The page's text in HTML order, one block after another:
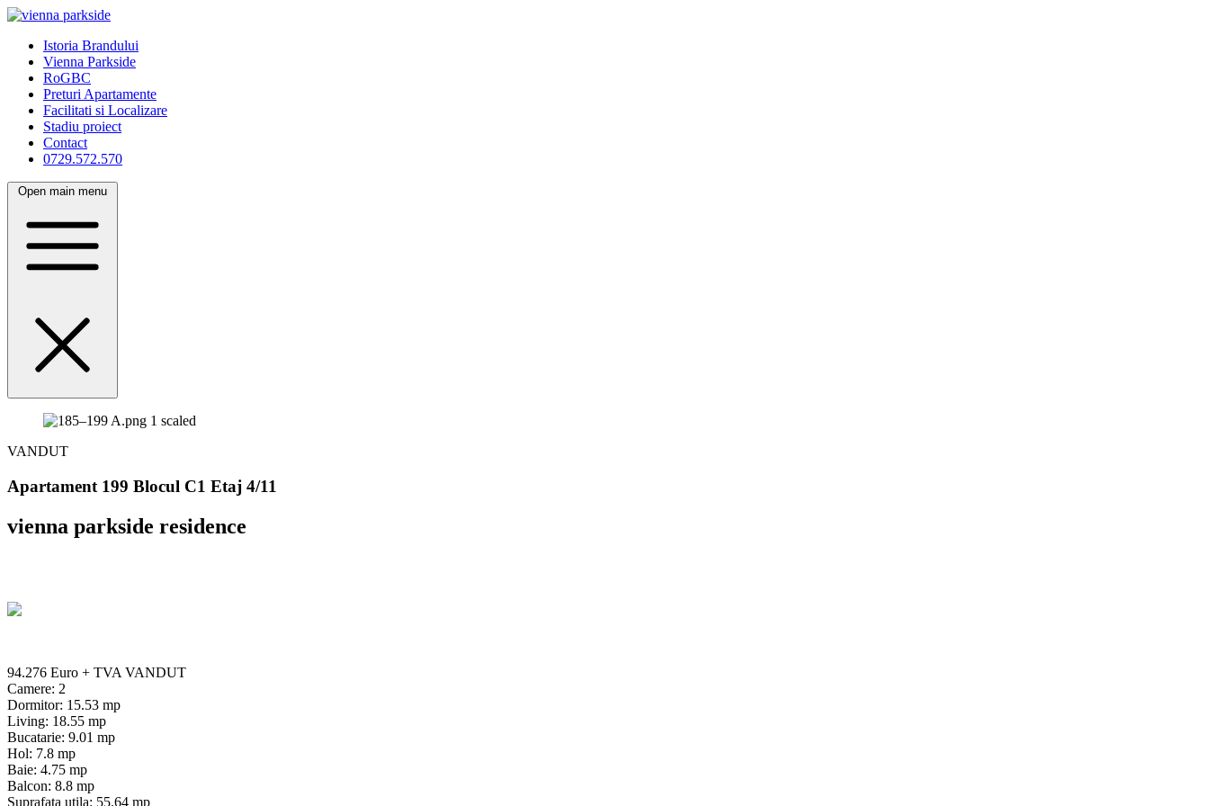
Istoria Brandului
Vienna Parkside
RoGBC
Preturi Apartamente
Facilitati si Localizare
Stadiu proiect
Contact
0729.572.570
Open main menu
VANDUT
Apartament 199 Blocul C1 Etaj 4/11
vienna parkside residence
94.276 Euro + TVA VANDUT
Camere: 2
Dormitor: 15.53 mp
Living: 18.55 mp
Bucatarie: 9.01 mp
Hol: 7.8 mp
Baie: 4.75 mp
Balcon: 8.8 mp
Suprafata utila: 55.64 mp